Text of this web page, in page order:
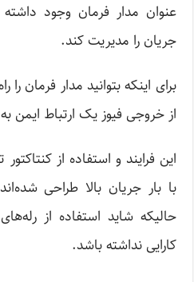
عنوان مدار فرمان وجود
جریان را مدیریت کند.
برای اینکه بتوانید مدار فرمان
از خروجی فیوز یک ارتباط ایمن به
این فرایند و استفاده از
با بار جریان بالا طراحی
حالیکه شاید استفاده از
کارایی نداشته باشد.